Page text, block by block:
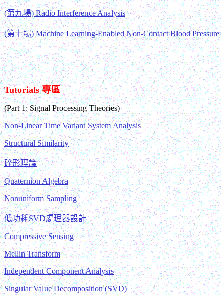
(第九場) Radio Interference Analysis
(第十場) Machine Learning-Enabled Non-Contact Blood
Tutorials 專區
(Part 1: Signal Processing Theories)
Non-Linear Time Variant System Analysis
Structural Similarity
碎形理論
Quaternion Algebra
Nonuniform Sampling
低功耗SVD處理器設計
Compressive Sensing
Mellin Transform
Independent Component Analysis
Singular Value Decomposition (SVD)